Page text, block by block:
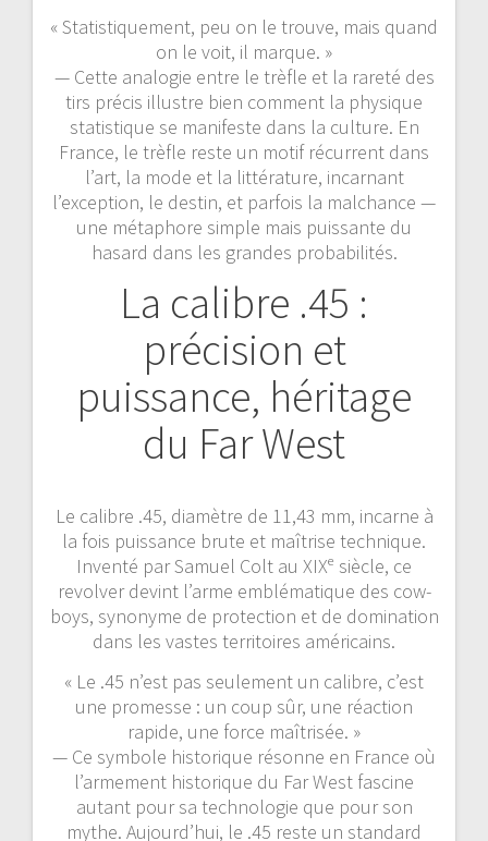
« Statistiquement, peu on le trouve, mais quand
on le voit, il marque. »
— Cette analogie entre le trèfle et la rareté des
tirs précis illustre bien comment la physique
statistique se manifeste dans la culture. En
France, le trèfle reste un motif récurrent dans
l’art, la mode et la littérature, incarnant
l’exception, le destin, et parfois la malchance —
une métaphore simple mais puissante du
hasard dans les grandes probabilités.
La calibre .45 :
précision et
puissance, héritage
du Far West
Le calibre .45, diamètre de 11,43 mm, incarne à
la fois puissance brute et maîtrise technique.
Inventé par Samuel Colt au XIXᵉ siècle, ce
revolver devint l’arme emblématique des cow-
boys, synonyme de protection et de domination
dans les vastes territoires américains.
« Le .45 n’est pas seulement un calibre, c’est
une promesse : un coup sûr, une réaction
rapide, une force maîtrisée. »
— Ce symbole historique résonne en France où
l’armement historique du Far West fascine
autant pour sa technologie que pour son
mythe. Aujourd’hui, le .45 reste un standard